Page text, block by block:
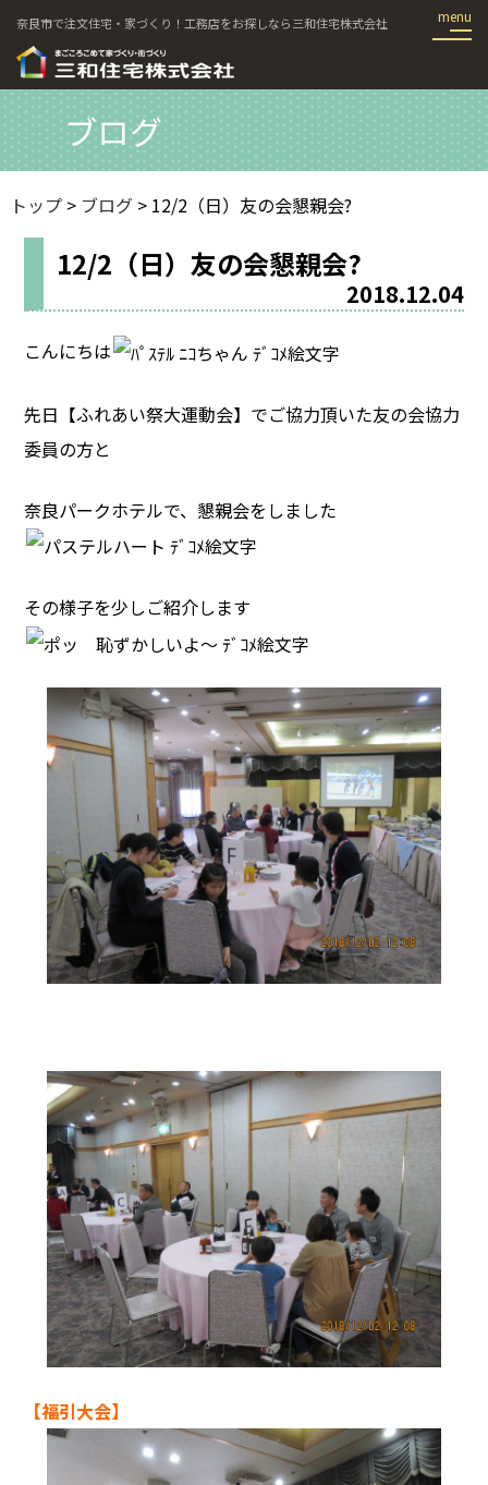
奈良市で注文住宅・家づくり！工務店をお探しなら三和住宅株式会社
ブログ
トップ> ブログ> 12/2（日）友の会懇親会?
12/2（日）友の会懇親会?
2018.12.04
こんにちは
先日【ふれあい祭大運動会】でご協力頂いた友の会協力
委員の方と
奈良パークホテルで、懇親会をしました
その様子を少しご紹介します
【福引大会】